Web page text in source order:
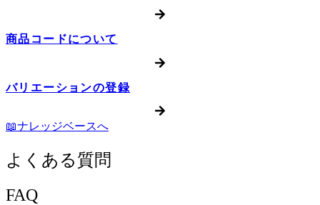
商品コードについて
バリエーションの登録
📖ナレッジベースへ
よくある質問
FAQ